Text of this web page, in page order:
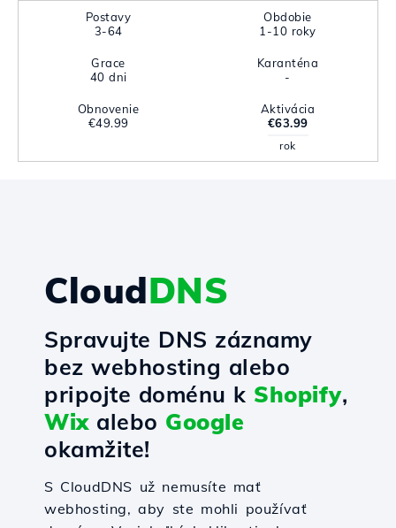
Postavy
3-64
Obdobie
1-10 roky
Grace
40 dni
Karanténa
-
Obnovenie
€49.99
Aktivácia
€63.99
rok
CloudDNS
Spravujte DNS záznamy
bez webhosting alebo
pripojte doménu k Shopify,
Wixalebo Google
okamžite!
S CloudDNS už nemusíte mať
webhosting, aby ste mohli používať